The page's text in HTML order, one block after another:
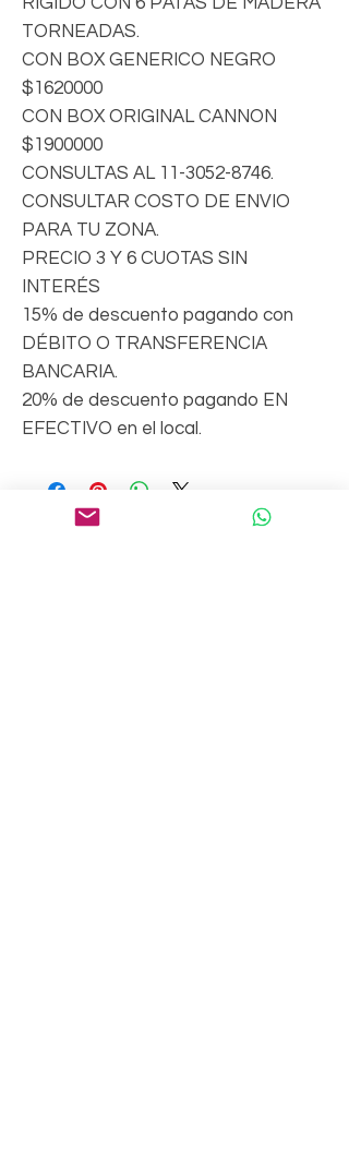
TORNEADAS.
CON BOX GENERICO NEGRO
$1620000
CON BOX ORIGINAL CANNON
$1900000
CONSULTAS AL 11-3052-8746.
CONSULTAR COSTO DE ENVIO
PARA TU ZONA.
PRECIO 3 Y 6 CUOTAS SIN
INTERÉS
15% de descuento pagando con
DÉBITO O TRANSFERENCIA
BANCARIA.
20% de descuento pagando EN
EFECTIVO en el local.